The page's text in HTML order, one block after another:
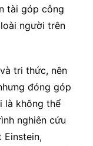
tài góp công
người trên
tri thức, nên
đóng góp
là không thể
nghiên cứu
Einstein,